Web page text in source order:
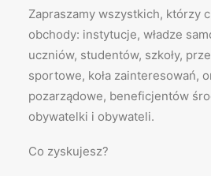
Zapraszamy wszystkich, którzy
obchody: instytucje, władze
uczniów, studentów, szkoły,
sportowe, koła zainteresowań,
pozarządowe, beneficjentów
obywatelki i obywateli.
Co zyskujesz?